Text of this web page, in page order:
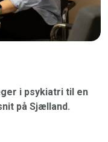
i psykiatri til en
på Sjælland.